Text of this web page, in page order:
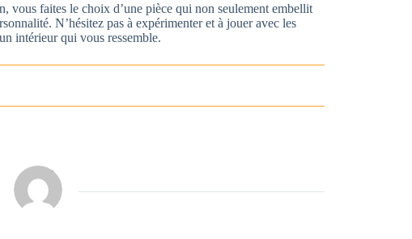
vous faites le choix d’une pièce qui non seulement embellit
N’hésitez pas à expérimenter et à jouer avec les
intérieur qui vous ressemble.